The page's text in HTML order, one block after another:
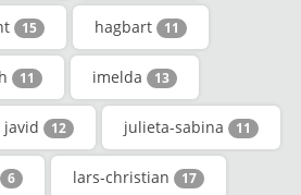
15 hagbart 11
11 imelda 13
javid 12 julieta-sabina 11
6 lars-christian 17